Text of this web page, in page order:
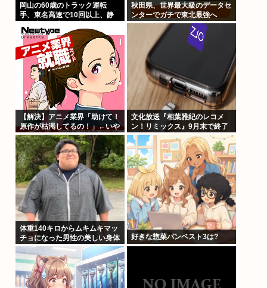
岡山の60歳のトラック運転
手、東名高速で10回以上、静
秋田県、世界最大級のデータセ
ンターでガチで東北最強へ
www
【解決】アニメ業界「助けて！
原作が枯渇してるの！」←いや
既存作品の2期やったら良いよ
ね？
文化放送『相葉雅紀のレコメ
ン！リミックス』9月末で終了
へ 25年の歴史に幕
体重140キロからムキムキマッ
チョになった男性の美しい身体
がコチラ！！！
好きな惣菜パンベスト3は?